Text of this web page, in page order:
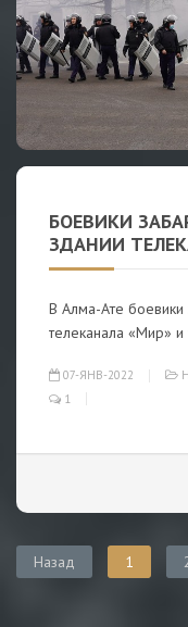
БОЕВИКИ
ЗДАНИИ
В Алма-Ате боевики
телеканала «Мир» и
07-ЯНВ-2022
1
Назад 1